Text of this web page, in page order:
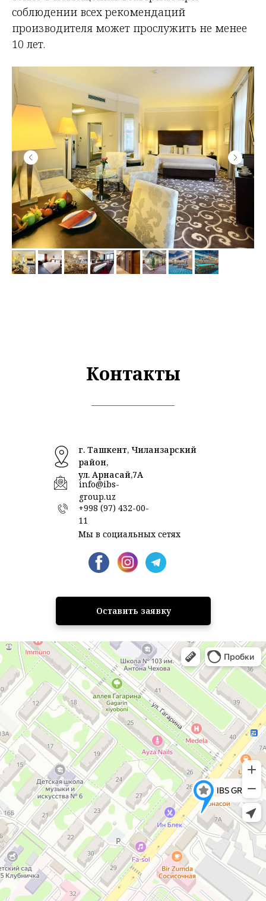
соблюдении всех рекомендаций
производителя может прослужить не менее
10 лет.
Контакты
info@ibs-
group.uz
Оставить заявку
г. Ташкент, Чиланзарский
район,
ул. Арнасай,7А
+998 (97) 432-00-
11
Мы в социальных сетях